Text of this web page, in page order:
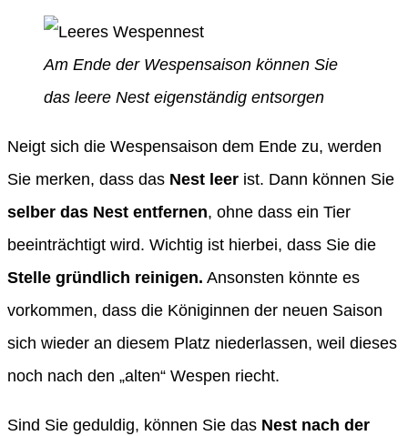
Am Ende der Wespensaison können Sie
das leere Nest eigenständig entsorgen
Neigt sich die Wespensaison dem Ende zu, werden
Sie merken, dass das Nest leer ist. Dann können Sie
selber das Nest entfernen, ohne dass ein Tier
beeinträchtigt wird. Wichtig ist hierbei, dass Sie die
Stelle gründlich reinigen. Ansonsten könnte es
vorkommen, dass die Königinnen der neuen Saison
sich wieder an diesem Platz niederlassen, weil dieses
noch nach den „alten“ Wespen riecht.
Sind Sie geduldig, können Sie das Nest nach der